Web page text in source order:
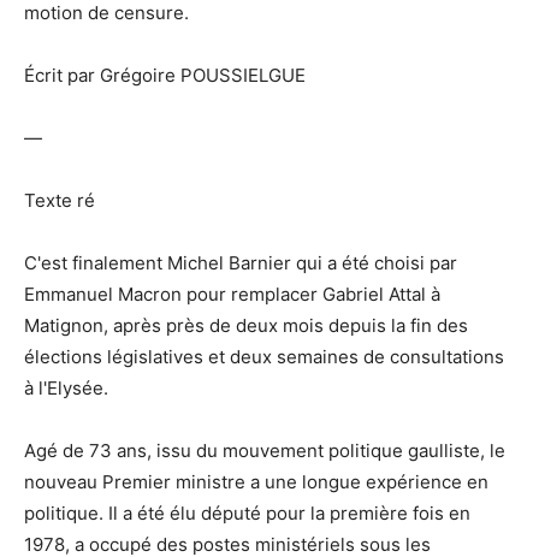
motion de censure.
Écrit par Grégoire POUSSIELGUE
—
Texte ré
C'est finalement Michel Barnier qui a été choisi par
Emmanuel Macron pour remplacer Gabriel Attal à
Matignon, après près de deux mois depuis la fin des
élections législatives et deux semaines de consultations
à l'Elysée.
Agé de 73 ans, issu du mouvement politique gaulliste, le
nouveau Premier ministre a une longue expérience en
politique. Il a été élu député pour la première fois en
1978, a occupé des postes ministériels sous les